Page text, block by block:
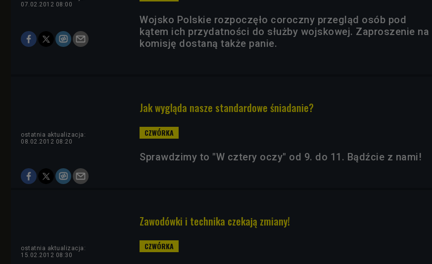
07.02.2012 08:00
Wojsko Polskie rozpoczęło coroczny przegląd osób pod
kątem ich przydatności do służby wojskowej. Zaproszenie na
komisję dostaną także panie.
Jak wygląda nasze standardowe śniadanie?
ostatnia aktualizacja:
08.02.2012 08:20
Sprawdzimy to "W cztery oczy" od 9. do 11. Bądźcie z nami!
Zawodówki i technika czekają zmiany!
ostatnia aktualizacja:
15.02.2012 08:30